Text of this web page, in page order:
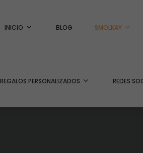
INICIO BLOG SMOLKAY
REGALOS PERSONALIZADOS REDES